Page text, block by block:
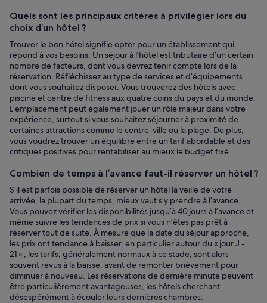
Quels sont les principaux critères à privilégier lors du
choix d’un hôtel ?
Trouver le bon hôtel signifie opter pour un établissement qui
répond à vos besoins. Un séjour à l’hôtel est tributaire d’un certain
nombre de facteurs, dont vous devrez tenir compte lors de la
réservation. Réfléchissez au type de services et d’équipements
dont vous souhaitez disposer. Vous trouverez des hôtels avec
piscine et centre de fitness aux quatre coins du pays et du monde.
L’emplacement peut également jouer un rôle majeur dans votre
expérience, surtout si vous souhaitez séjourner à proximité de
certaines attractions comme le centre-ville ou la plage. De plus,
vous voudrez trouver un équilibre entre un tarif abordable et des
critiques positives pour rentabiliser au mieux le budget fixé.
Combien de temps à l’avance faut-il réserver un hôtel ?
S’il est parfois possible de réserver un hôtel la veille de votre
arrivée, la plupart du temps, mieux vaut s’y prendre à l’avance.
Vous pouvez vérifier les disponibilités jusqu’à 40 jours à l’avance et
même suivre les tendances de prix si vous n’êtes pas prêt à
réserver tout de suite. À mesure que la date du séjour approche,
les prix ont tendance à baisser, en particulier autour du « jour J -
21 » ; les tarifs, généralement normaux à ce stade, sont alors
souvent revus à la baisse, avant de remonter brièvement pour
diminuer à nouveau. Les réservations de dernière minute peuvent
être particulièrement avantageuses, les hôtels cherchant
désespérément à écouler leurs dernières chambres.